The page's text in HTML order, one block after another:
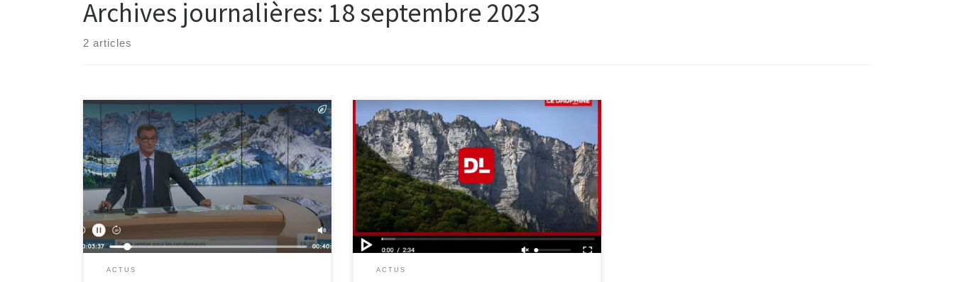
Archives journalières: 18 septembre 2023
2 articles
A l’occasion de la journée du patrimoine au Château
du Touvet, une action du collectif a été réalisée :
france3-regions.francetvinfo.fr/auvergne-rhone-
alpes/isere/video-tensions-en-chartreuse-il-ferme-l-
acces-a-la-montagne-alors-qu-il-ouvre-grand-les-
portes-de-son-chateau-2841089.html
ACTUS
Voir la vidéo : ledauphine.com/culture-
loisirs/2023/09/17/isere-chartreuse-il-ouvre-son-
chateau-mais-ferme-ses-terrains-apres-la-petition-un-
tractage-face-a-la-privatisation-d-une-partie-de-la-
chartreuse
ACTUS